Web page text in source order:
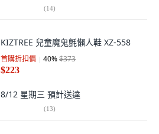
(14)
KIZTREE 兒童魔鬼氈懶人鞋 XZ-558
首購折扣價 40%$373
$223
8/12 星期三 預計送達
(13)